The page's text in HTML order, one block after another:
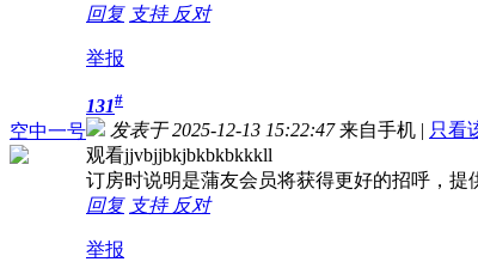
回复 支持 反对
举报
空中一号
131#
发表于 2025-12-13 15:22:47 来自手机 | 只看
观看jjvbjjbkjbkbkbkkkll
订房时说明是蒲友会员将获得更好的招呼，提
回复 支持 反对
举报